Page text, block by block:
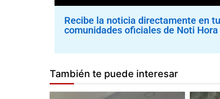
Recibe la noticia directamente en
comunidades oficiales de Noti Hora
También te puede interesar